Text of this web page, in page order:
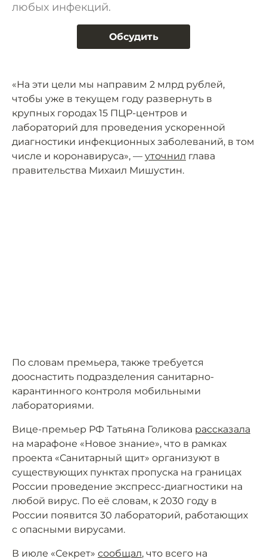
любых инфекций.
Обсудить
«На эти цели мы направим 2 млрд рублей,
чтобы уже в текущем году развернуть в
крупных городах 15 ПЦР-центров и
лабораторий для проведения ускоренной
диагностики инфекционных заболеваний, в том
числе и коронавируса», — уточнил глава
правительства Михаил Мишустин.
По словам премьера, также требуется
дооснастить подразделения санитарно-
карантинного контроля мобильными
лабораториями.
Вице-премьер РФ Татьяна Голикова рассказала
на марафоне «Новое знание», что в рамках
проекта «Санитарный щит» организуют в
существующих пунктах пропуска на границах
России проведение экспресс-диагностики на
любой вирус. По её словам, к 2030 году в
России появится 30 лабораторий, работающих
с опасными вирусами.
В июле «Секрет» сообщал, что всего на